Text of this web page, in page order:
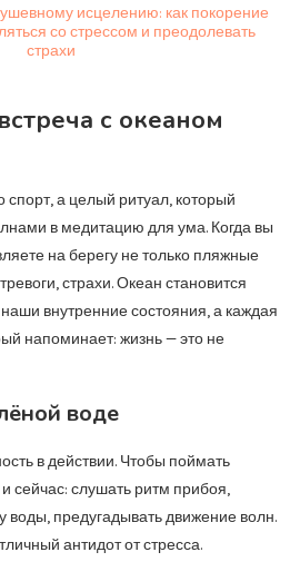
с океаном
а целый ритуал, который
в медитацию для ума. Когда вы
на берегу не только пляжные
страхи. Океан становится
внутренние состояния, а каждая
напоминает: жизнь — это не
воде
в действии. Чтобы поймать
сейчас: слушать ритм прибоя,
воды, предугадывать движение волн.
антидот от стресса.